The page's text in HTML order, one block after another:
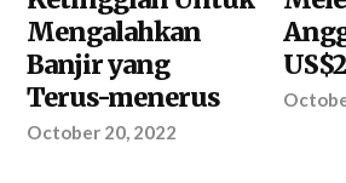
Mengalahkan
Banjir yang
Terus-menerus
October 20, 2022